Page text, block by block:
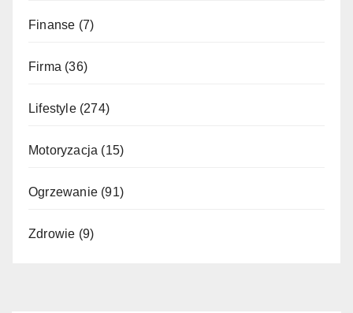
Finanse (7)
Firma (36)
Lifestyle(274)
Motoryzacja (15)
Ogrzewanie (91)
Zdrowie (9)